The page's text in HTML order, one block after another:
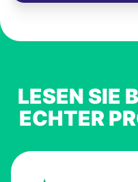
LESEN SIE
ECHTER